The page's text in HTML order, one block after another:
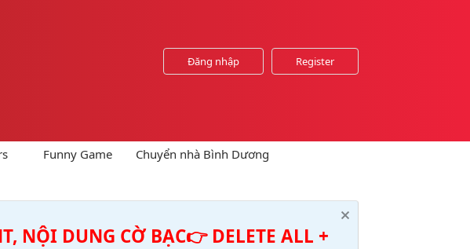
Đăng nhập Register
Funny Game Chuyển nhà Bình Dương
NỘI DUNG CỜ BẠC👉 DELETE ALL +